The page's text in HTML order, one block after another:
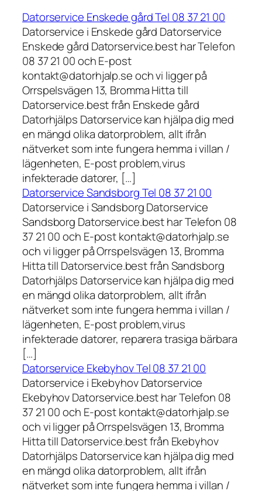
Datorservice Enskede gård Tel 08 37 21 00
Datorservice i Enskede gård Datorservice
Enskede gård Datorservice.best har Telefon
08 37 21 00 och E-post
kontakt@datorhjalp.se och vi ligger på
Orrspelsvägen 13, Bromma Hitta till
Datorservice.best från Enskede gård
Datorhjälps Datorservice kan hjälpa dig med
en mängd olika datorproblem, allt ifrån
nätverket som inte fungera hemma i villan /
lägenheten, E-post problem,virus
infekterade datorer, […]
Datorservice Sandsborg Tel 08 37 21 00
Datorservice i Sandsborg Datorservice
Sandsborg Datorservice.best har Telefon 08
37 21 00 och E-post kontakt@datorhjalp.se
och vi ligger på Orrspelsvägen 13, Bromma
Hitta till Datorservice.best från Sandsborg
Datorhjälps Datorservice kan hjälpa dig med
en mängd olika datorproblem, allt ifrån
nätverket som inte fungera hemma i villan /
lägenheten, E-post problem,virus
infekterade datorer, reparera trasiga bärbara
[…]
Datorservice Ekebyhov Tel 08 37 21 00
Datorservice i Ekebyhov Datorservice
Ekebyhov Datorservice.best har Telefon 08
37 21 00 och E-post kontakt@datorhjalp.se
och vi ligger på Orrspelsvägen 13, Bromma
Hitta till Datorservice.best från Ekebyhov
Datorhjälps Datorservice kan hjälpa dig med
en mängd olika datorproblem, allt ifrån
nätverket som inte fungera hemma i villan /